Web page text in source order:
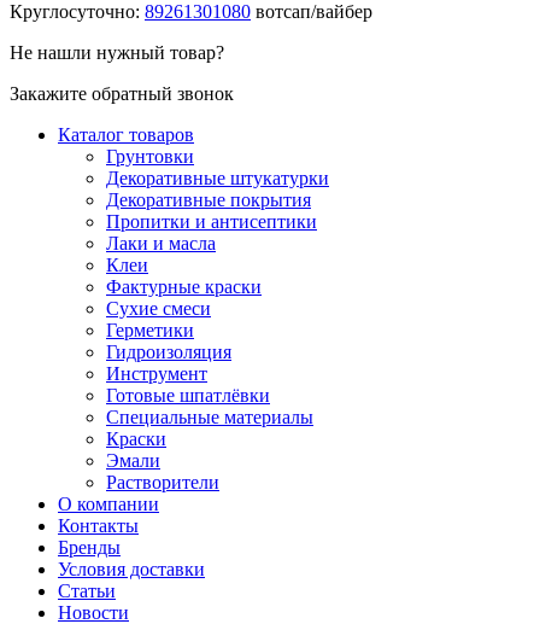
Круглосуточно: 89261301080 вотсап/вайбер
Не нашли нужный товар?
Закажите обратный звонок
Каталог товаров
Грунтовки
Декоративные штукатурки
Декоративные покрытия
Пропитки и антисептики
Лаки и масла
Клеи
Фактурные краски
Сухие смеси
Герметики
Гидроизоляция
Инструмент
Готовые шпатлёвки
Специальные материалы
Краски
Эмали
Растворители
О компании
Контакты
Бренды
Условия доставки
Статьи
Новости